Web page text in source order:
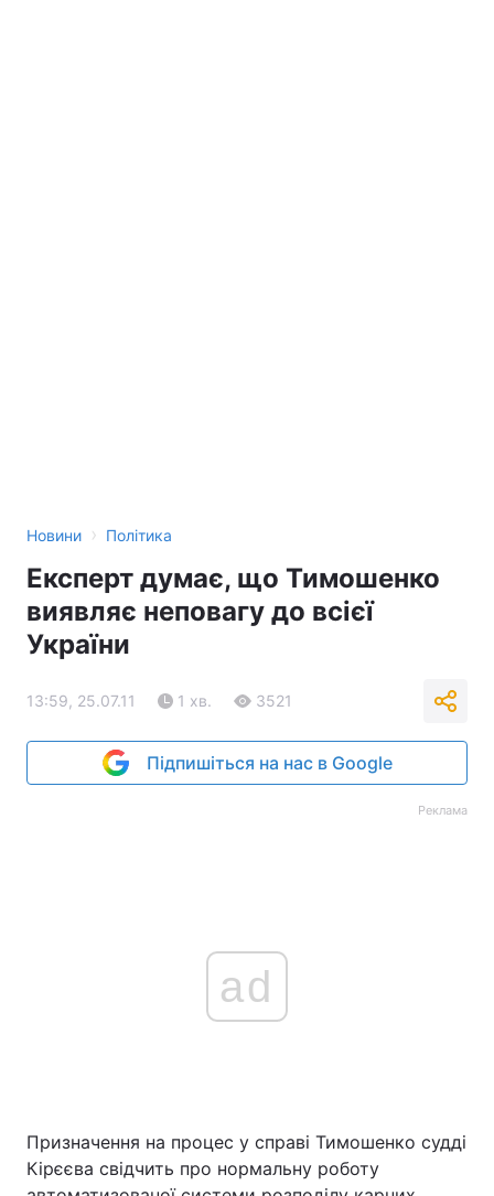
Новини › Політика
Експерт думає, що Тимошенко
виявляє неповагу до всієї
України
13:59, 25.07.11 1 хв. 3521
Підпишіться на нас в Google
Реклама
ad
Призначення на процес у справі Тимошенко судді
Кірєєва свідчить про нормальну роботу